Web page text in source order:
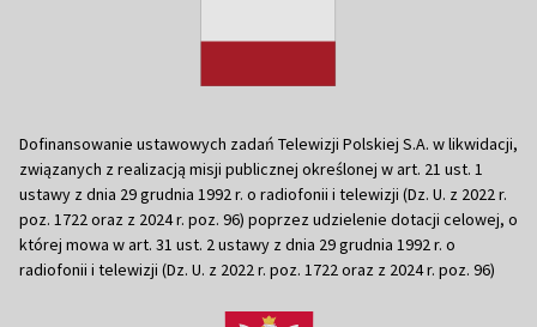
Dofinansowanie ustawowych zadań Telewizji Polskiej S.A. w likwidacji,
związanych z realizacją misji publicznej określonej w art. 21 ust. 1
ustawy z dnia 29 grudnia 1992 r. o radiofonii i telewizji (Dz. U. z 2022 r.
poz. 1722 oraz z 2024 r. poz. 96) poprzez udzielenie dotacji celowej, o
której mowa w art. 31 ust. 2 ustawy z dnia 29 grudnia 1992 r. o
radiofonii i telewizji (Dz. U. z 2022 r. poz. 1722 oraz z 2024 r. poz. 96)